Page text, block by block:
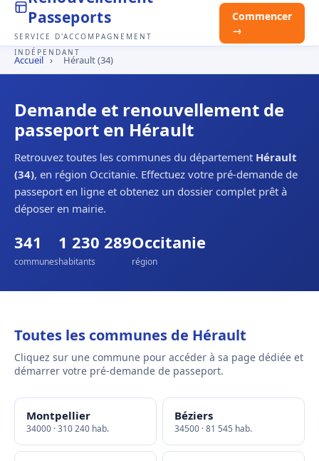
Passeports
SERVICE D'ACCOMPAGNEMENT
INDÉPENDANT
Commencer
→
Accueil › Hérault (34)
Demande et renouvellement de
passeport en Hérault
Retrouvez toutes les communes du département Hérault
(34), en région Occitanie. Effectuez votre pré-demande de
passeport en ligne et obtenez un dossier complet prêt à
déposer en mairie.
341
communes
1 230 289
habitants
Occitanie
région
Toutes les communes de Hérault
Cliquez sur une commune pour accéder à sa page dédiée et
démarrer votre pré-demande de passeport.
Montpellier
34000 · 310 240 hab.
Béziers
34500 · 81 545 hab.